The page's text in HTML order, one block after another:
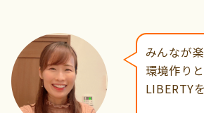
みんなが
環境作り
LIBERTY